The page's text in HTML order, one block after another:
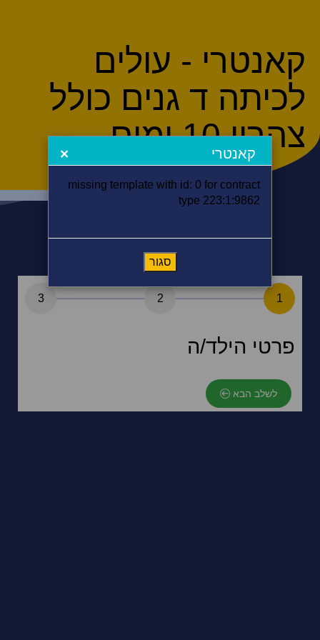
קאנטרי - עולים
לכיתה ד גנים כולל
צהרון 10 ימים
1
2
3
פרטי הילד/ה
לשלב הבא
× קאנטרי
missing template with id: 0 for contract
type 223:1:9862
סגור